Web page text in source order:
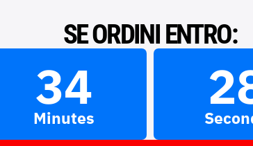
SE ORDINI ENTRO:
34
Minutes